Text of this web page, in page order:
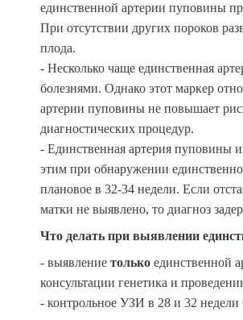
единственной артерии пуповины
При отсутствии других пороков
плода.
- Несколько чаще единственная
болезнями. Однако этот маркер
артерии пуповины не повышает
диагностических процедур.
- Единственная артерия пуповины
этим при обнаружении
плановое в 32-34 недели. Если
матки не выявлено, то диагноз
Что делать при выявлении
- выявление только единственной
консультации генетика и
- контрольное УЗИ в 28 и 32 недели